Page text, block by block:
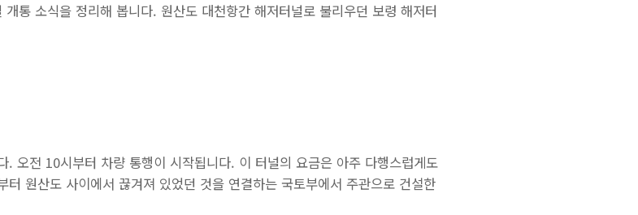
통 소식을 정리해 봅니다. 원산도 대천항간 해저터널로 불리우던 보령 해저터
오전 10시부터 차량 통행이 시작됩니다. 이 터널의 요금은 아주 다행스럽게도
원산도 사이에서 끊겨져 있었던 것을 연결하는 국토부에서 주관으로 건설한